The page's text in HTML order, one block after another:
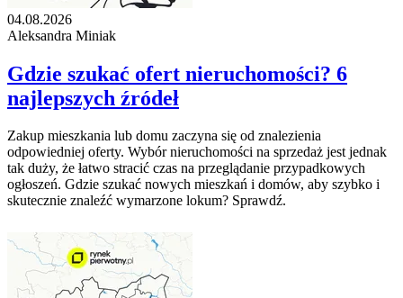
04.08.2026
Aleksandra Miniak
Gdzie szukać ofert nieruchomości? 6
najlepszych źródeł
Zakup mieszkania lub domu zaczyna się od znalezienia
odpowiedniej oferty. Wybór nieruchomości na sprzedaż jest jednak
tak duży, że łatwo stracić czas na przeglądanie przypadkowych
ogłoszeń. Gdzie szukać nowych mieszkań i domów, aby szybko i
skutecznie znaleźć wymarzone lokum? Sprawdź.